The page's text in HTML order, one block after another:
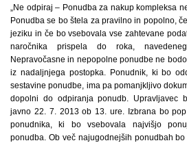
„Ne odpiraj – Ponudba za nakup kompleksa
Ponudba se bo štela za pravilno in popolno,
jeziku in če bo vsebovala vse zahtevane
naročnika prispela do roka,
Nepravočasne in nepopolne ponudbe ne
iz nadaljnjega postopka. Ponudnik, ki bo
sestavine ponudbe, ima pa pomanjkljivo
dopolni do odpiranja ponudb. Upravljavec
javno 22. 7. 2013 ob 13. ure. Izbrana bo
ponudnika, ki bo vsebovala najvišjo
ponudba. Ob več najugodnejših ponudbah